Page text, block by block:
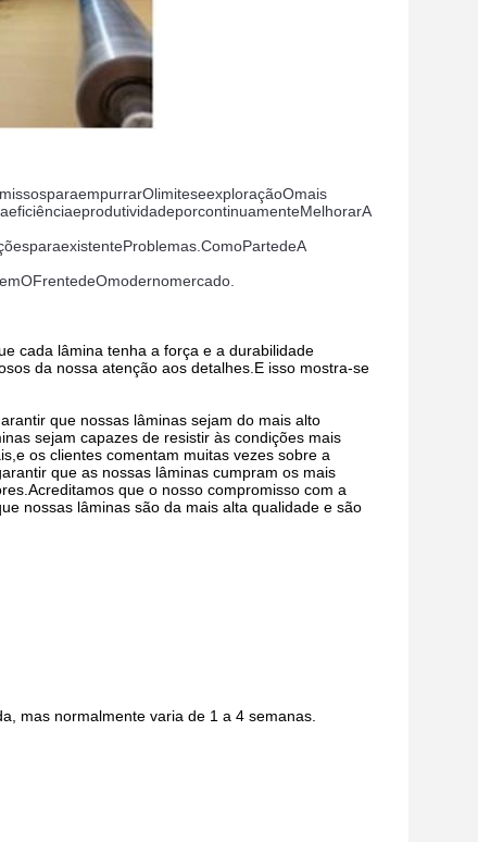
paraempurrarOlimiteseexploraçãoOmais
eficiênciaeprodutividadeporcontinuamenteMelhorarA
paraexistenteProblemas ComoPartedeA
emOFrentedeOmodernomercado
cada lâmina tenha a força e a durabilidade
da nossa atenção aos detalhes.E isso mostra-se
que nossas lâminas sejam do mais alto
sejam capazes de resistir às condições mais
os clientes comentam muitas vezes sobre a
que as nossas lâminas cumpram os mais
que o nosso compromisso com a
nossas lâminas são da mais alta qualidade e são
mas normalmente varia de 1 a 4 semanas.